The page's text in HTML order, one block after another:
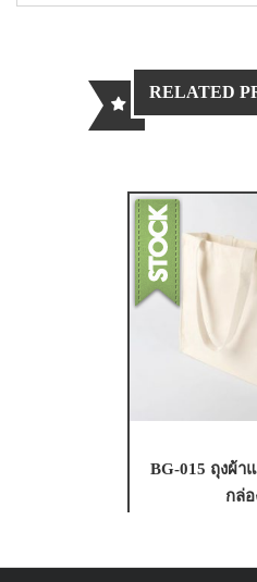
RELATED
BG-015 ถุงผ้า
กล่อ